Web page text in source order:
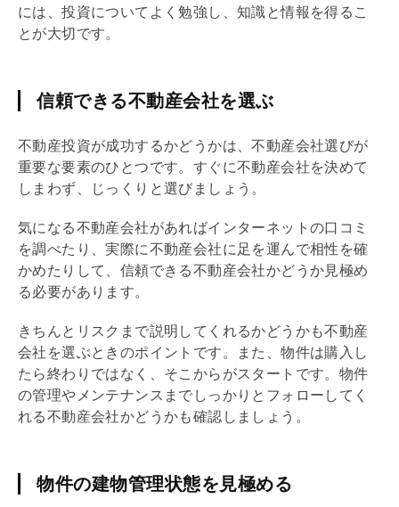
には、投資についてよく勉強し、知識と情報を得るこ
とが大切です。
信頼できる不動産会社を選ぶ
不動産投資が成功するかどうかは、不動産会社選びが
重要な要素のひとつです。すぐに不動産会社を決めて
しまわず、じっくりと選びましょう。
気になる不動産会社があればインターネットの口コミ
を調べたり、実際に不動産会社に足を運んで相性を確
かめたりして、信頼できる不動産会社かどうか見極め
る必要があります。
きちんとリスクまで説明してくれるかどうかも不動産
会社を選ぶときのポイントです。また、物件は購入し
たら終わりではなく、そこからがスタートです。物件
の管理やメンテナンスまでしっかりとフォローしてく
れる不動産会社かどうかも確認しましょう。
物件の建物管理状態を見極める